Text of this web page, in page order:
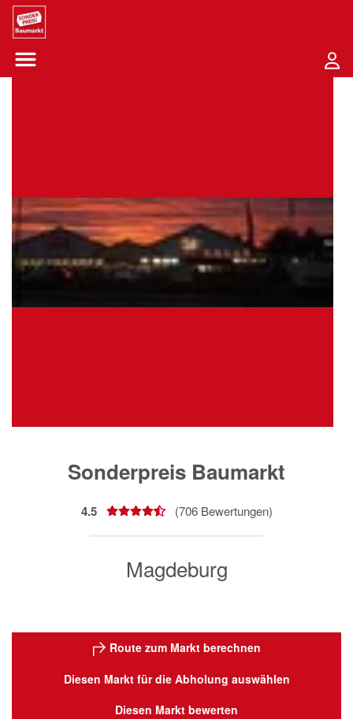
Sounder Preis Logo
Sonderpreis Baumarkt
4.5 (706Bewertungen)
Magdeburg
Route zum Markt berechnen
Diesen Markt für die Abholung auswählen
Diesen Markt bewerten